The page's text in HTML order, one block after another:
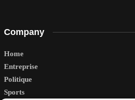
Company
Home
Entreprise
Politique
Sports